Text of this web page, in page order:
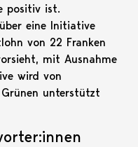
positiv ist.
eine Initiative
von 22 Franken
mit Ausnahme
wird von
unterstützt